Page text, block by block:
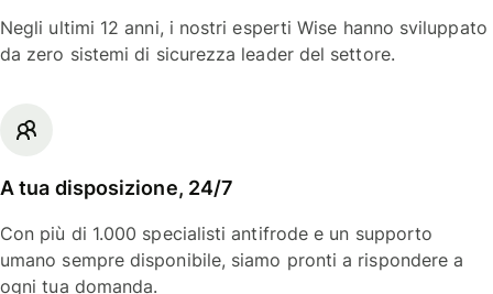
Negli ultimi 12 anni, i nostri esperti Wise hanno sviluppato
da zero sistemi di sicurezza leader del settore.
A tua disposizione, 24/7
Con più di 1.000 specialisti antifrode e un supporto
umano sempre disponibile, siamo pronti a rispondere a
ogni tua domanda.